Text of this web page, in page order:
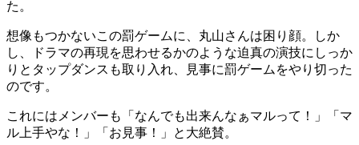
た。
想像もつかないこの罰ゲームに、丸山さんは困り顔。しか
し、ドラマの再現を思わせるかのような迫真の演技にしっか
りとタップダンスも取り入れ、見事に罰ゲームをやり切った
のです。
これにはメンバーも「なんでも出来んなぁマルって！」「マ
ル上手やな！」「お見事！」と大絶賛。